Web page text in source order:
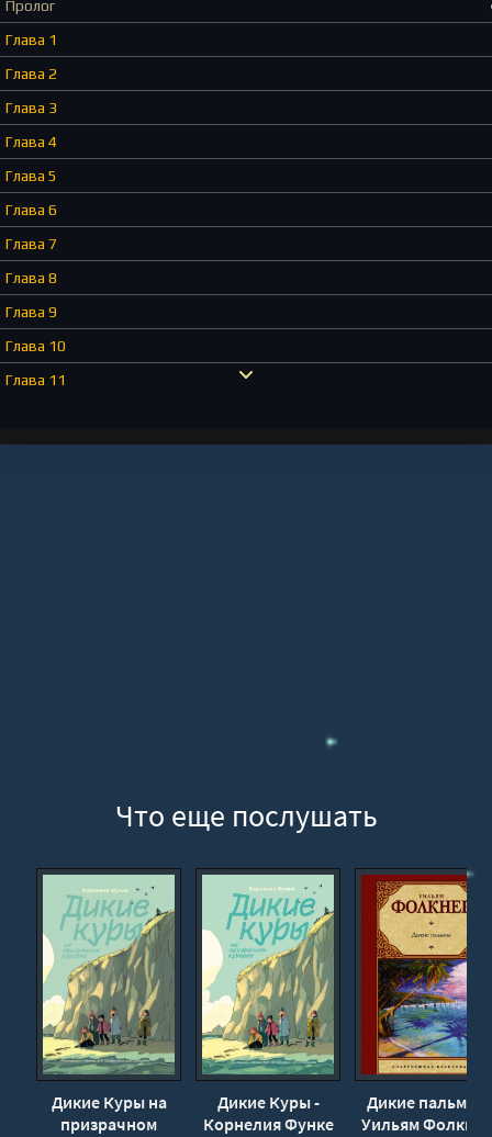
Пролог
Глава 1
Глава 2
Глава 3
Глава 4
Глава 5
Глава 6
Глава 7
Глава 8
Глава 9
Глава 10
Глава 11
Глава 13
Что еще послушать
Дикие Куры на
призрачном
Дикие Куры -
Корнелия Функе
Дикие пальмы -
Уильям Фолкнер